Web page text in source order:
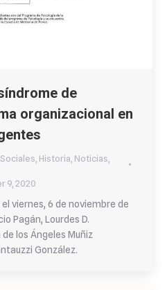
de
organizacional en
Historia Noticias
9, 2020
viernes, 6 de noviembre de
Pagán, Lourdes D.
los Ángeles Muñiz
González.